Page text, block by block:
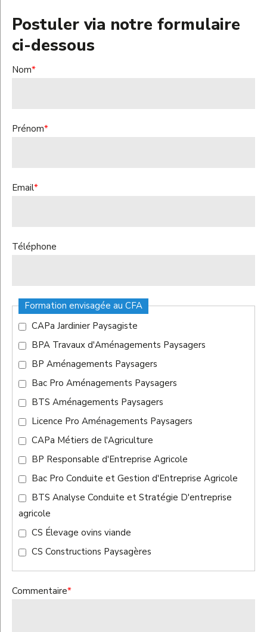
Postuler via notre formulaire
ci-dessous
Nom*
Prénom*
Email*
Téléphone
Formation envisagée au CFA
CAPa Jardinier Paysagiste
BPA Travaux d'Aménagements Paysagers
BP Aménagements Paysagers
Bac Pro Aménagements Paysagers
BTS Aménagements Paysagers
Licence Pro Aménagements Paysagers
CAPa Métiers de l'Agriculture
BP Responsable d'Entreprise Agricole
Bac Pro Conduite et Gestion d'Entreprise Agricole
BTS Analyse Conduite et Stratégie D'entreprise
agricole
CS Élevage ovins viande
CS Constructions Paysagères
Commentaire*